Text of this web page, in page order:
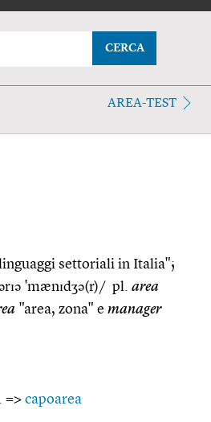
CERCA
AREA-TEST
settoriali in Italia";
'mænɪdʒə(r)/ pl. area
"area, zona" e manager
=> capoarea